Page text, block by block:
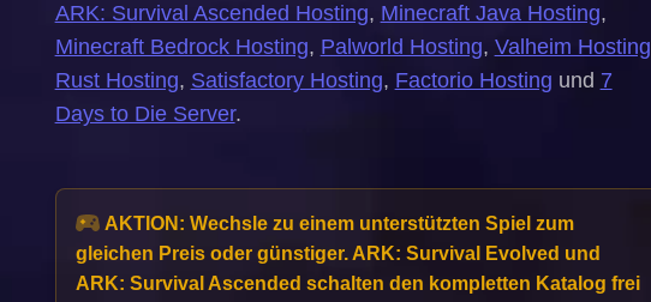
ARK: Survival Ascended Hosting, Minecraft Java Hosting,
Minecraft Bedrock Hosting, Palworld Hosting, Valheim Hosting
Rust Hosting, Satisfactory Hosting, Factorio Hosting und 7
Days to Die Server.
AKTION: Wechsle zu einem unterstützten Spiel zum
gleichen Preis oder günstiger. ARK: Survival Evolved und
ARK: Survival Ascended schalten den kompletten Katalog frei